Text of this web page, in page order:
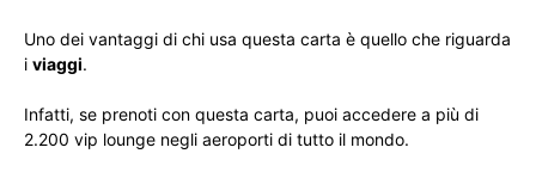
Uno dei vantaggi di chi usa questa carta è quello che riguarda
i viaggi.
Infatti, se prenoti con questa carta, puoi accedere a più di
2.200 vip lounge negli aeroporti di tutto il mondo.